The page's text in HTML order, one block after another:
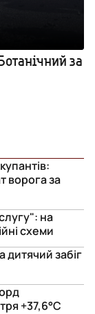
за
ворога за
на
схеми
дитячий забіг
+37,6°С